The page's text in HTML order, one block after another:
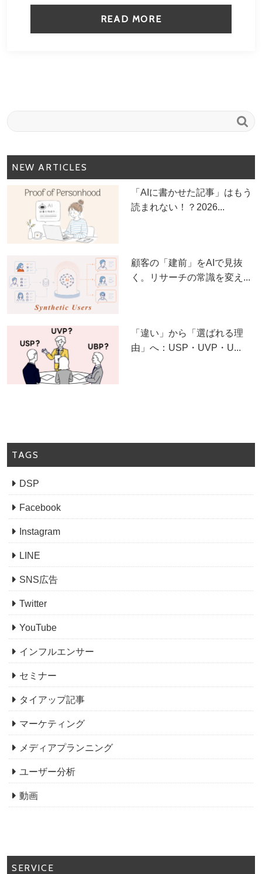
READ MORE

NEW ARTICLES
「AIに書かせた記事」はもう
読まれない！？2026...
顧客の「建前」をAIで見抜
く。リサーチの常識を変え...
「違い」から「選ばれる理
由」へ：USP・UVP・U...
TAGS
DSP
Facebook
Instagram
LINE
SNS広告
Twitter
YouTube
インフルエンサー
セミナー
タイアップ記事
マーケティング
メディアプランニング
ユーザー分析
動画
SERVICE